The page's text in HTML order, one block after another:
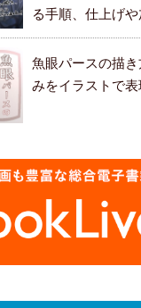
る手順、仕上げ
ます。
魚眼パースの描
みをイラストで表